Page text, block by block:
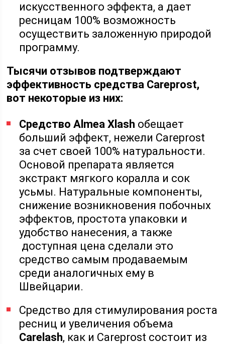
искусственного эффекта, а дает
ресницам 100% возможность
осуществить заложенную природой
программу.
Тысячи отзывов подтверждают
эффективность средства Careprost,
вот некоторые из них:
Средство Almea Xlash обещает
больший эффект, нежели Careprost
за счет своей 100% натуральности.
Основой препарата является
экстракт мягкого коралла и сок
усьмы. Натуральные компоненты,
снижение возникновения побочных
эффектов, простота упаковки и
удобство нанесения, а также
доступная цена сделали это
средство самым продаваемым
среди аналогичных ему в
Швейцарии.
Средство для стимулирования роста
ресниц и увеличения объема
Carelash, как и Careprost состоит из